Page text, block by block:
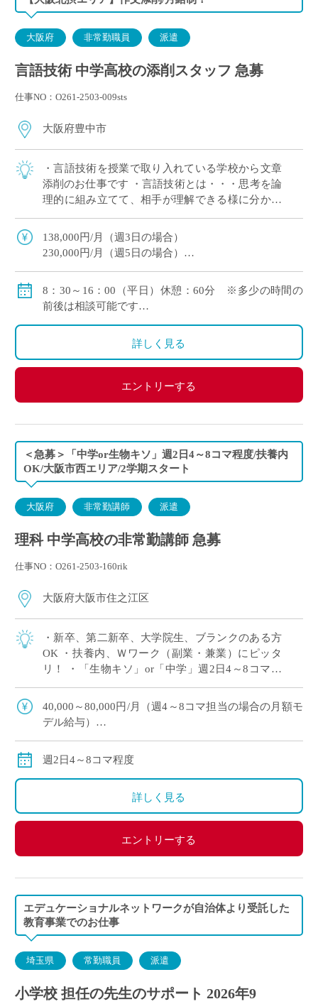
大阪府 非常勤職員 派遣
言語技術 中学高校の添削スタッフ 急募
仕事NO：O261-2503-009sts
大阪府豊中市
・言語技術を授業で取り入れている学校から文章
添削のお仕事です ・言語技術とは・・・思考を論
理的に組み立てて、相手が理解できる様に分かり
やすく表現することを養います ・添削のノウハウ
をお伝えいたしますので、言語技術について […]
138,000円/月（週3日の場合）
230,000円/月（週5日の場合）
・交通費全額支給
・週5日勤務の場合、社会保険加入有り
8：30～16：00（平日）休憩：60分 ※多少の時間の
前後は相談可能です
夏季休業期間及び冬季休業期間以外は出勤があります
詳しく見る
エントリーする
＜急募＞「中学or生物キソ」週2日4～8コマ程度/扶養内
OK/大阪市西エリア/2学期スタート
大阪府 非常勤講師 派遣
理科 中学高校の非常勤講師 急募
仕事NO：O261-2503-160rik
大阪府大阪市住之江区
・新卒、第二新卒、大学院生、ブランクのある方
OK ・扶養内、Ｗワーク（副業・兼業）にピッタ
リ！ ・「生物キソ」or「中学」週2日4～8コマ程
度 担当予定 ・大阪市内の中高一貫校にて、理科
の非常勤講師で勤務いただける方を募 […]
40,000～80,000円/月（週4～8コマ担当の場合の月額モ
デル給与）
交通費：別途全額支給
※ご勤務スタート時期によって、初月の給与は日割計
週2日4～8コマ程度
詳しく見る
エントリーする
エデュケーショナルネットワークが自治体より受託した
教育事業でのお仕事
埼玉県 常勤職員 派遣
小学校 担任の先生のサポート 2026年9